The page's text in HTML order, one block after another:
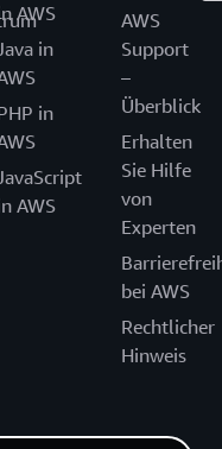
AWS
in
in
AWS
AWS
Support
–
Überblick
Erhalten
Sie Hilfe
von
Experten
bei AWS
Rechtlicher
Hinweis